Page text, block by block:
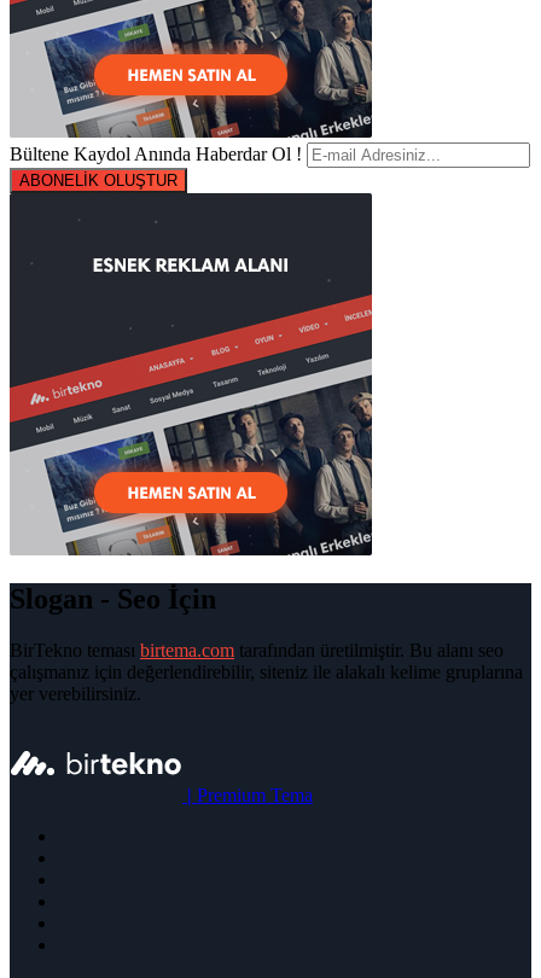
Bültene Kaydol Anında Haberdar Ol !
ABONELİK OLUŞTUR
Slogan - Seo İçin
BirTekno teması birtema.com tarafından üretilmiştir. Bu alanı seo
çalışmanız için değerlendirebilir, siteniz ile alakalı kelime gruplarına
yer verebilirsiniz.
| Premium Tema